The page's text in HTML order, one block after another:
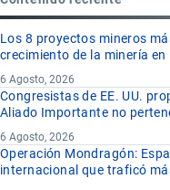
Los 8 proyectos mineros
crecimiento de la minería en
6 Agosto, 2026
Congresistas de EE. UU.
Aliado Importante no
6 Agosto, 2026
Operación Mondragón:
internacional que traficó